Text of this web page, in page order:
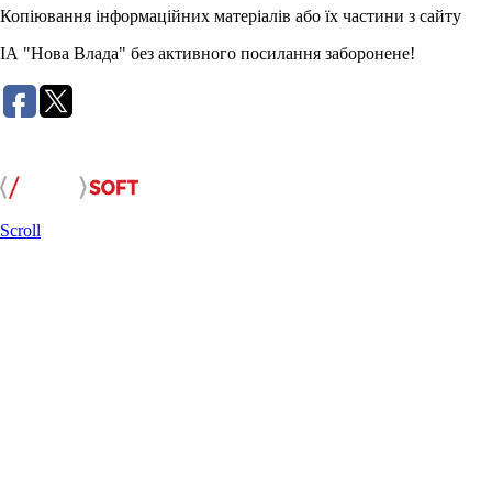
Копіювання інформаційних матеріалів або їх частини з сайту
ІА "Нова Влада" без активного посилання заборонене!
Scroll